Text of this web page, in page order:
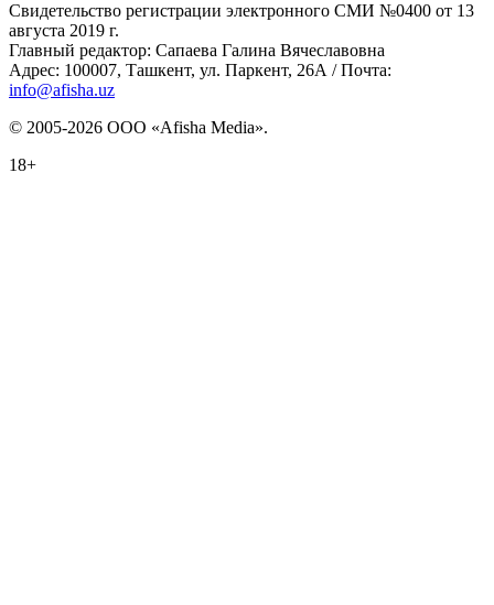
Свидетельство регистрации электронного СМИ №0400 от 13
августа 2019 г.
Главный редактор: Сапаева Галина Вячеславовна
Адрес: 100007, Ташкент, ул. Паркент, 26А / Почта:
info@afisha.uz
© 2005-2026 ООО «Afisha Media».
18+